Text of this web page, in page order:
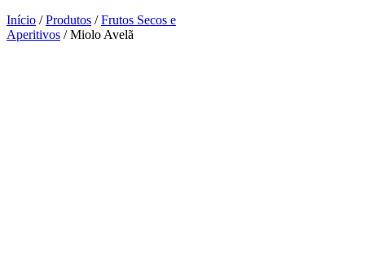
Início /Produtos /Frutos Secos e
Aperitivos / Miolo Avelã